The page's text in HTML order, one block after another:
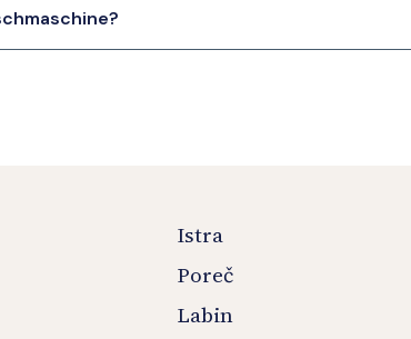
Istra
Poreč
Labin